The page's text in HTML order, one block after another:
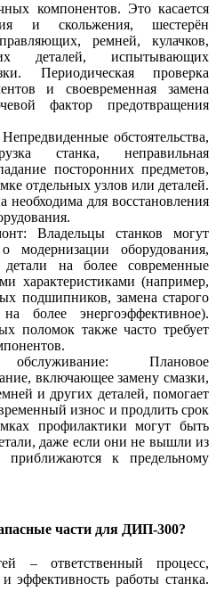
компонентов. Это касается
и скольжения, шестерён
ремней, кулачков,
деталей, испытывающих
Периодическая проверка
и своевременная замена
фактор предотвращения
обстоятельства,
станка, неправильная
посторонних предметов,
отдельных узлов или деталей.
необходима для восстановления
Владельцы станков могут
модернизации оборудования,
на более современные
характеристиками (например,
подшипников, замена старого
на более энергоэффективное).
поломок также часто требует
обслуживание: Плановое
включающее замену смазки,
и других деталей, помогает
износ и продлить срок
профилактики могут быть
даже если они не вышли из
приближаются к предельному
части для ДИП-300?
– ответственный процесс,
эффективность работы станка.